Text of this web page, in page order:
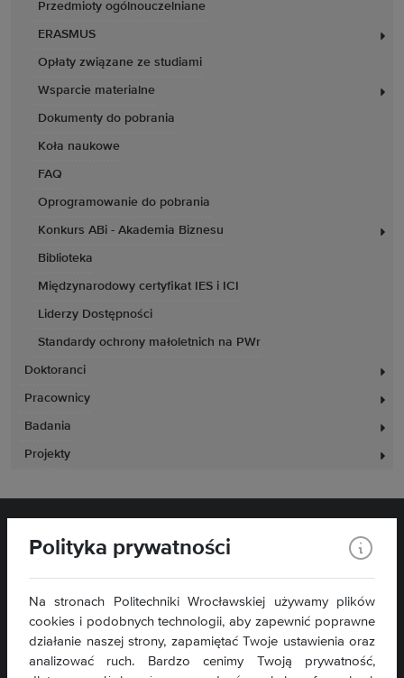
Przedmioty ogólnouczelniane
ERASMUS
Opłaty związane ze studiami
Wsparcie materialne
Dokumenty do pobrania
Koła naukowe
FAQ
Oprogramowanie do pobrania
Konkurs ABi - Akademia Biznesu
Biblioteka
Międzynarodowy certyfikat IES i ICI
Liderzy Dostępności
Standardy ochrony małoletnich na PWr
Doktoranci
Pracownicy
Badania
Projekty
Wydział Zarządzania
Polityka prywatności
Na stronach Politechniki Wrocławskiej używamy plików
cookies i podobnych technologii, aby zapewnić poprawne
działanie naszej strony, zapamiętać Twoje ustawienia oraz
analizować ruch. Bardzo cenimy Twoją prywatność,